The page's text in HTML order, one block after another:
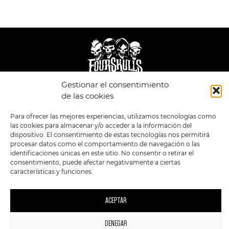
Gestionar el consentimiento
de las cookies
Para ofrecer las mejores experiencias, utilizamos tecnologías como
las cookies para almacenar y/o acceder a la información del
dispositivo. El consentimiento de estas tecnologías nos permitirá
procesar datos como el comportamiento de navegación o las
identificaciones únicas en este sitio. No consentir o retirar el
consentimiento, puede afectar negativamente a ciertas
características y funciones.
ACEPTAR
DENEGAR
POLÍTICA DE
PRIVACIDAD
TÉRMINOS Y
CONDICIONES
GENERALES DE LA
VENTA
POLÍTICA DE COOKIES
TIENDA
ESTILOS
FORMATOS
PREVENTAS
OFERTAS
MERCHANDISING
FOUR SKULLS